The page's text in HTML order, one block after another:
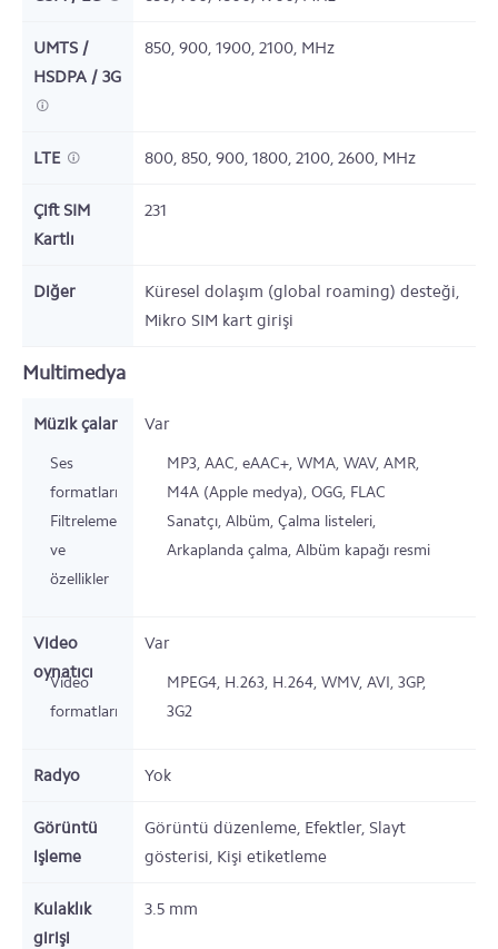
UMTS /
HSDPA / 3G
850, 900, 1900, 2100, MHz
LTE 800, 850, 900, 1800, 2100, 2600, MHz
Çift SIM
Kartlı
231
Diğer
Küresel dolaşım (global roaming) desteği,
Mikro SIM kart girişi
Multimedya
Müzik çalar Var
Ses
formatları
MP3, AAC, eAAC+, WMA, WAV, AMR,
M4A (Apple medya), OGG, FLAC
Filtreleme
ve
özellikler
Sanatçı, Albüm, Çalma listeleri,
Arkaplanda çalma, Albüm kapağı resmi
Video
oynatıcı
Var
Video
formatları
MPEG4, H.263, H.264, WMV, AVI, 3GP,
3G2
Radyo Yok
Görüntü
işleme
Görüntü düzenleme, Efektler, Slayt
gösterisi, Kişi etiketleme
Kulaklık
girişi
3.5 mm